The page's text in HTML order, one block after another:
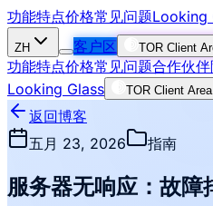
功能特点价格常见问题Looking
ZH 客户区 TOR Client
功能特点价格常见问题合作伙伴
Looking Glass
TOR Client Area
返回博客
五月 23, 2026
指南
服务器无响应：故障